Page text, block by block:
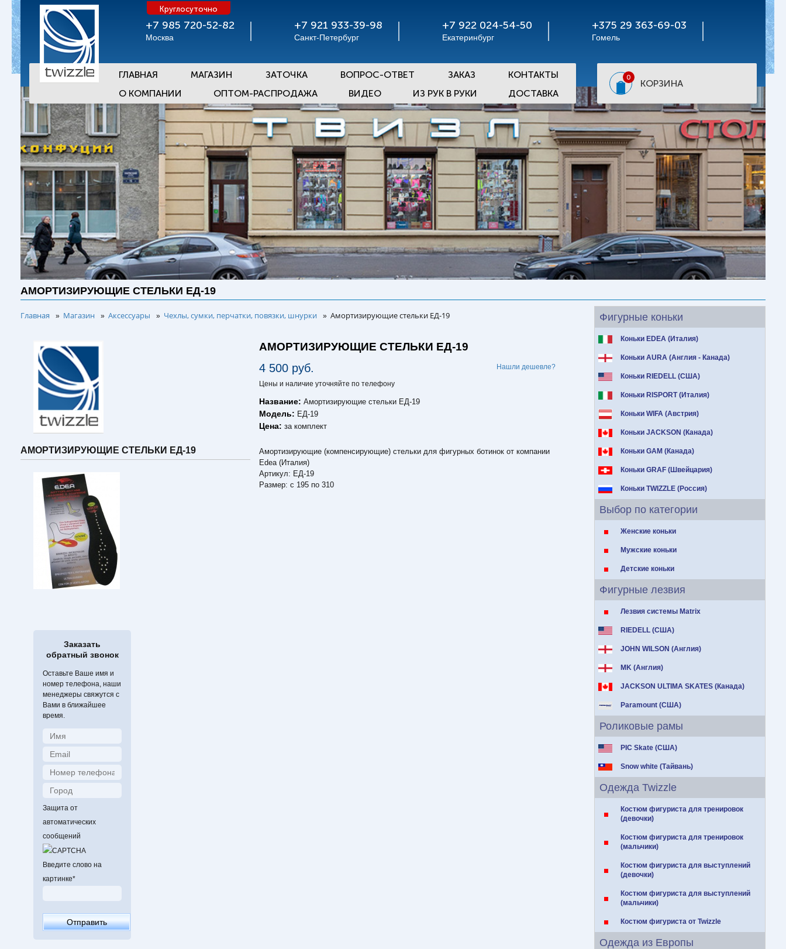
+7 985 720-52-82
Москва
Круглосуточно
+7 921 933-39-98
Санкт-Петербург
+7 922 024-54-50
Екатеринбург
+375 29 363-69-03
Гомель
ГЛАВНАЯ МАГАЗИН ЗАТОЧКА ВОПРОС-ОТВЕТ ЗАКАЗ
КОНТАКТЫ
О КОМПАНИИ
ОПТОМ-РАСПРОДАЖА ВИДЕО ИЗ РУК В РУКИ ДОСТАВКА
0
КОРЗИНА
АМОРТИЗИРУЮЩИЕ СТЕЛЬКИ ЕД-19
Фигурные коньки
Коньки EDEA (Италия)
Коньки AURA (Англия - Канада)
Коньки RIEDELL (США)
Коньки RISPORT (Италия)
Коньки WIFA (Австрия)
Коньки JACKSON (Канада)
Коньки GAM (Канада)
Коньки GRAF (Швейцария)
Коньки TWIZZLE (Россия)
Выбор по категории
Женские коньки
Мужские коньки
Детские коньки
Фигурные лезвия
Лезвия системы Matrix
RIEDELL (США)
JOHN WILSON (Англия)
MK (Англия)
JACKSON ULTIMA SKATES (Канада)
Paramount (США)
Роликовые рамы
PIC Skate (США)
Snow white (Тайвань)
Одежда Twizzle
Костюм фигуриста для тренировок
(девочки)
Костюм фигуриста для тренировок
(мальчики)
Костюм фигуриста для выступлений
(девочки)
Костюм фигуриста для выступлений
(мальчики)
Костюм фигуриста от Twizzle
Одежда из Европы
Главная » Магазин » Аксессуары » Чехлы, сумки, перчатки, повязки, шнурки » Амортизирующие стельки ЕД-19
АМОРТИЗИРУЮЩИЕ СТЕЛЬКИ ЕД-19
Заказать
обратный звонок
Оставьте Ваше имя и
номер телефона, наши
менеджеры свяжутся с
Вами в ближайшее
время.
Защита от
автоматических
сообщений
Введите слово на
картинке*
АМОРТИЗИРУЮЩИЕ СТЕЛЬКИ ЕД-19
4 500 руб. Нашли дешевле?
Цены и наличие уточняйте по телефону
Название:Амортизирующие стельки ЕД-19
Модель: ЕД-19
Цена:за комплект
Амортизирующие (компенсирующие) стельки для фигурных ботинок от компании
Edea (Италия)
Артикул: ЕД-19
Размер: с 195 по 310